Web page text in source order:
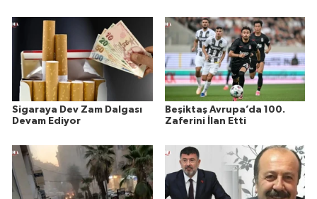
Sigaraya Dev Zam Dalgası
Devam Ediyor
Beşiktaş Avrupa’da 100.
Zaferini İlan Etti